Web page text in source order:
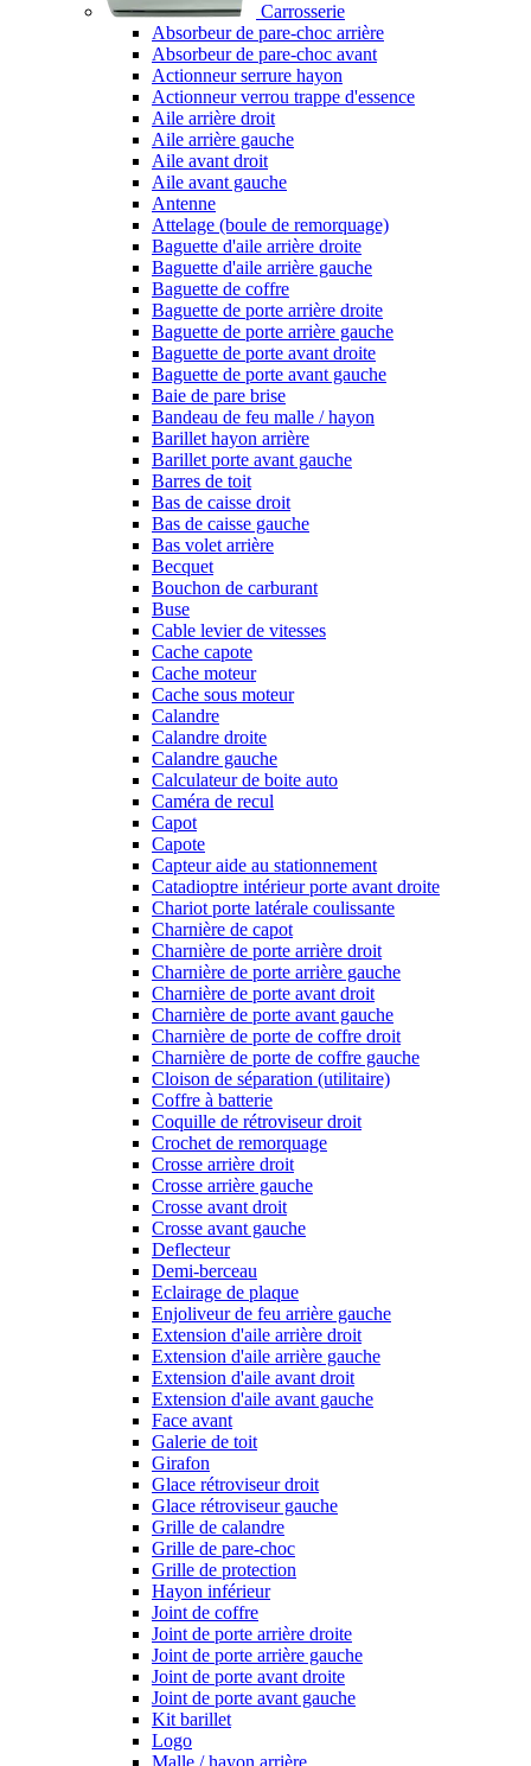
Carrosserie
Absorbeur de pare-choc arrière
Absorbeur de pare-choc avant
Actionneur serrure hayon
Actionneur verrou trappe d'essence
Aile arrière droit
Aile arrière gauche
Aile avant droit
Aile avant gauche
Antenne
Attelage (boule de remorquage)
Baguette d'aile arrière droite
Baguette d'aile arrière gauche
Baguette de coffre
Baguette de porte arrière droite
Baguette de porte arrière gauche
Baguette de porte avant droite
Baguette de porte avant gauche
Baie de pare brise
Bandeau de feu malle / hayon
Barillet hayon arrière
Barillet porte avant gauche
Barres de toit
Bas de caisse droit
Bas de caisse gauche
Bas volet arrière
Becquet
Bouchon de carburant
Buse
Cable levier de vitesses
Cache capote
Cache moteur
Cache sous moteur
Calandre
Calandre droite
Calandre gauche
Calculateur de boite auto
Caméra de recul
Capot
Capote
Capteur aide au stationnement
Catadioptre intérieur porte avant droite
Chariot porte latérale coulissante
Charnière de capot
Charnière de porte arrière droit
Charnière de porte arrière gauche
Charnière de porte avant droit
Charnière de porte avant gauche
Charnière de porte de coffre droit
Charnière de porte de coffre gauche
Cloison de séparation (utilitaire)
Coffre à batterie
Coquille de rétroviseur droit
Crochet de remorquage
Crosse arrière droit
Crosse arrière gauche
Crosse avant droit
Crosse avant gauche
Deflecteur
Demi-berceau
Eclairage de plaque
Enjoliveur de feu arrière gauche
Extension d'aile arrière droit
Extension d'aile arrière gauche
Extension d'aile avant droit
Extension d'aile avant gauche
Face avant
Galerie de toit
Girafon
Glace rétroviseur droit
Glace rétroviseur gauche
Grille de calandre
Grille de pare-choc
Grille de protection
Hayon inférieur
Joint de coffre
Joint de porte arrière droite
Joint de porte arrière gauche
Joint de porte avant droite
Joint de porte avant gauche
Kit barillet
Logo
Malle / hayon arrière